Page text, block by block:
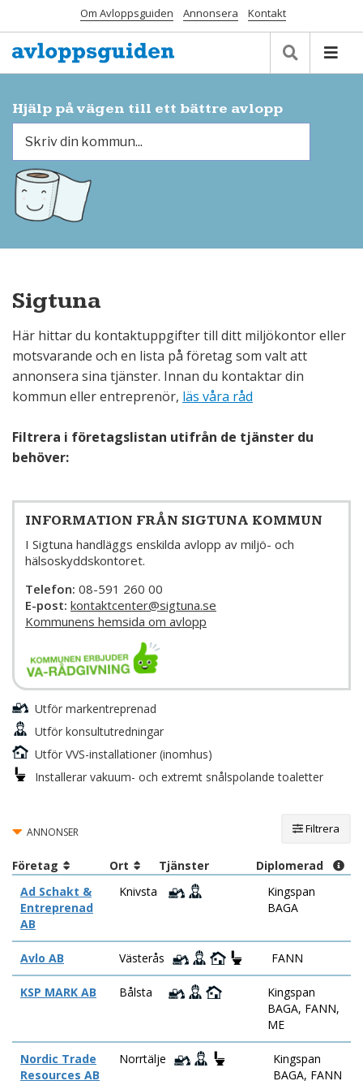
Om Avloppsguiden Annonsera Kontakt
Hjälp på vägen till ett bättre avlopp
Sigtuna
Här hittar du kontaktuppgifter till ditt miljökontor eller
motsvarande och en lista på företag som valt att
annonsera sina tjänster. Innan du kontaktar din
kommun eller entreprenör, läs våra råd
Filtrera i företagslistan utifrån de tjänster du
behöver:
INFORMATION FRÅN SIGTUNA KOMMUN
I Sigtuna handläggs enskilda avlopp av miljö- och
hälsoskyddskontoret.
Telefon: 08-591 260 00
E-post: kontaktcenter@sigtuna.se
Kommunens hemsida om avlopp
Utför markentreprenad
Utför konsultutredningar
Utför VVS-installationer (inomhus)
Installerar vakuum- och extremt snålspolande toaletter
ANNONSER Filtrera
Företag Ort Tjänster
Diplomerad
Ad Schakt &
Entreprenad
AB
Knivsta
Kingspan
BAGA
Avlo AB Västerås FANN
KSP MARK AB Bålsta
Kingspan
BAGA, FANN,
ME
Nordic Trade
Resources AB
Norrtälje
Kingspan
BAGA, FANN